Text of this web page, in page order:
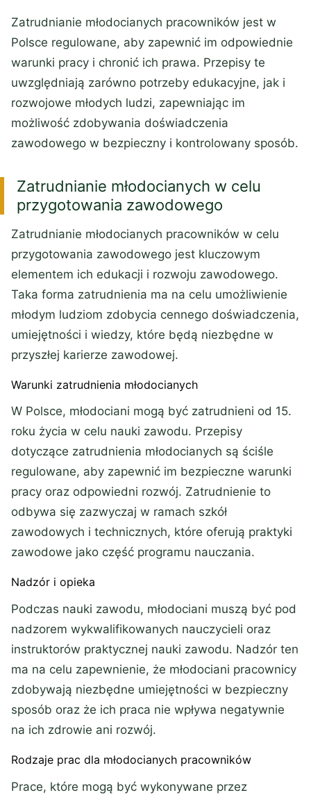
Zatrudnianie młodocianych pracowników jest w
Polsce regulowane, aby zapewnić im odpowiednie
warunki pracy i chronić ich prawa. Przepisy te
uwzględniają zarówno potrzeby edukacyjne, jak i
rozwojowe młodych ludzi, zapewniając im
możliwość zdobywania doświadczenia
zawodowego w bezpieczny i kontrolowany sposób.
Zatrudnianie młodocianych w celu
przygotowania zawodowego
Zatrudnianie młodocianych pracowników w celu
przygotowania zawodowego jest kluczowym
elementem ich edukacji i rozwoju zawodowego.
Taka forma zatrudnienia ma na celu umożliwienie
młodym ludziom zdobycia cennego doświadczenia,
umiejętności i wiedzy, które będą niezbędne w
przyszłej karierze zawodowej.
Warunki zatrudnienia młodocianych
W Polsce, młodociani mogą być zatrudnieni od 15.
roku życia w celu nauki zawodu. Przepisy
dotyczące zatrudnienia młodocianych są ściśle
regulowane, aby zapewnić im bezpieczne warunki
pracy oraz odpowiedni rozwój. Zatrudnienie to
odbywa się zazwyczaj w ramach szkół
zawodowych i technicznych, które oferują praktyki
zawodowe jako część programu nauczania.
Nadzór i opieka
Podczas nauki zawodu, młodociani muszą być pod
nadzorem wykwalifikowanych nauczycieli oraz
instruktorów praktycznej nauki zawodu. Nadzór ten
ma na celu zapewnienie, że młodociani pracownicy
zdobywają niezbędne umiejętności w bezpieczny
sposób oraz że ich praca nie wpływa negatywnie
na ich zdrowie ani rozwój.
Rodzaje prac dla młodocianych pracowników
Prace, które mogą być wykonywane przez